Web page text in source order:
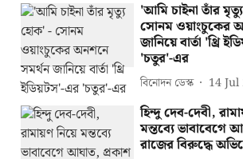
'আমি চাইনা তাঁর
সোনম ওয়াংচুকের
জানিয়ে বার্তা 'থ্রি
'চতুর'-এর
বিনোদন ডেস্ক 14 Jul
হিন্দু দেব-দেবী,
মন্তব্যে ভাবাবেগে
রাজের বিরুদ্ধে